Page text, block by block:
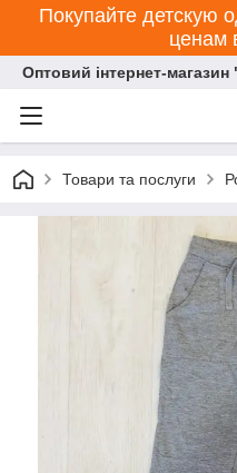
Покупайте детскую
ценам
Оптовий інтернет-
Товари та послуги